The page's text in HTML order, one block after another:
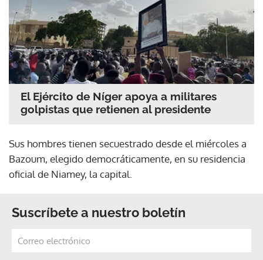
El Ejército de Níger apoya a militares
golpistas que retienen al presidente
Sus hombres tienen secuestrado desde el miércoles a
Bazoum, elegido democráticamente, en su residencia
oficial de Niamey, la capital.
Suscríbete a nuestro boletín